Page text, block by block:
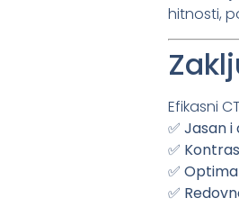
hitnosti,
Efikasni
✅ Jasan i
✅
✅
✅